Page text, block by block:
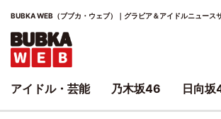
BUBKA WEB（ブブカ・ウェブ）｜グラビア＆アイドルニュース
アイドル・芸能 乃木坂46 日向坂